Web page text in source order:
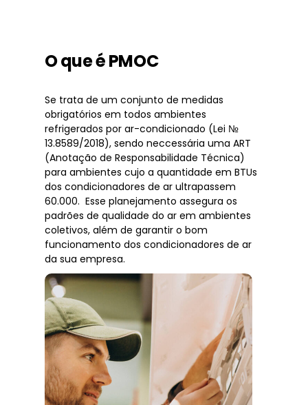
O que é PMOC
Se trata de um conjunto de medidas
obrigatórios em todos ambientes
refrigerados por ar-condicionado (Lei №
13.8589/2018), sendo neccessária uma ART
(Anotação de Responsabilidade Técnica)
para ambientes cujo a quantidade em BTUs
dos condicionadores de ar ultrapassem
60.000. Esse planejamento assegura os
padrões de qualidade do ar em ambientes
coletivos, além de garantir o bom
funcionamento dos condicionadores de ar
da sua empresa.